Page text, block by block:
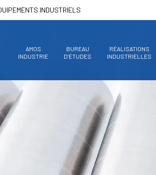
INDUSTRIELS
AMOS
INDUSTRIE
BUREAU
D’ÉTUDES
RÉALISATIONS
INDUSTRIELLES